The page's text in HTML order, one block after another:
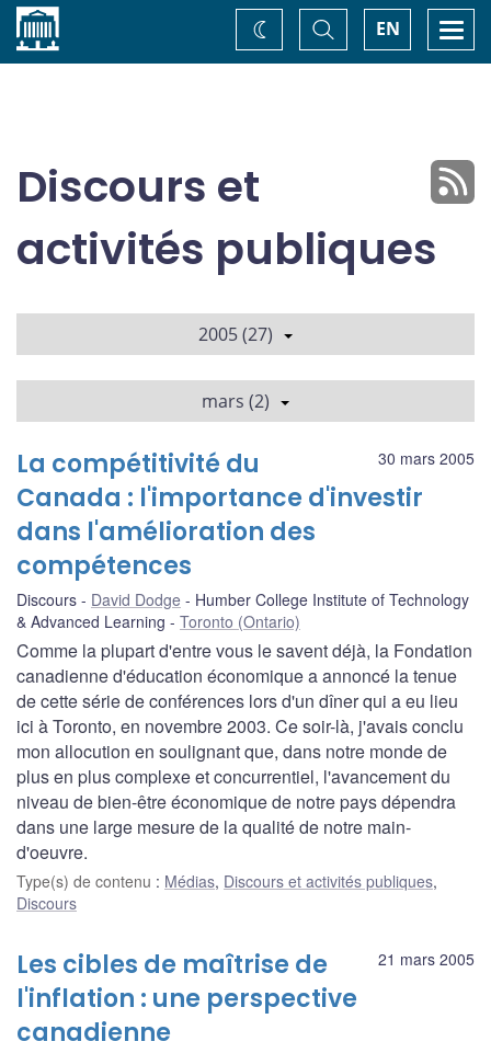
Accueil EN
Basculer
la
recherche
Changez
de
Discours et
activités publiques
2005 (27)
mars (2)
30 mars 2005
La compétitivité du
Canada : l'importance d'investir
dans l'amélioration des
compétences
Discours David Dodge
Humber College Institute of Technology
& Advanced Learning
Toronto (Ontario)
Comme la plupart d'entre vous le savent déjà, la Fondation
canadienne d'éducation économique a annoncé la tenue
de cette série de conférences lors d'un dîner qui a eu lieu
ici à Toronto, en novembre 2003. Ce soir-là, j'avais conclu
mon allocution en soulignant que, dans notre monde de
plus en plus complexe et concurrentiel, l'avancement du
niveau de bien-être économique de notre pays dépendra
dans une large mesure de la qualité de notre main-
d'oeuvre.
Type(s) de contenu : Médias, Discours et activités publiques,
Discours
21 mars 2005
Les cibles de maîtrise de
l'inflation : une perspective
canadienne